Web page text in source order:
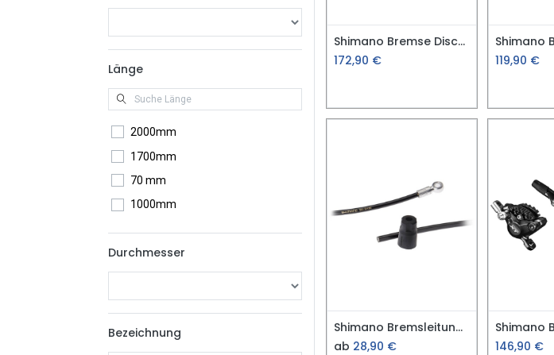
Länge
2000mm
1700mm
70 mm
1000mm
Durchmesser
Bezeichnung
Shimano Bremse Disc-Set HR XT M8000 4-K
172,90 €
119,90 €
Shimano Bremsleitung M987 100cm schwarz
ab 28,90 €
146,90 €